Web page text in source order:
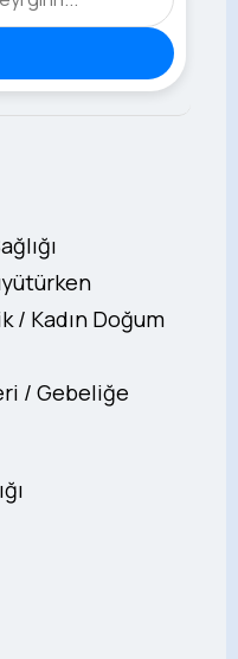
/ Kadın Doğum
/ Gebeliğe